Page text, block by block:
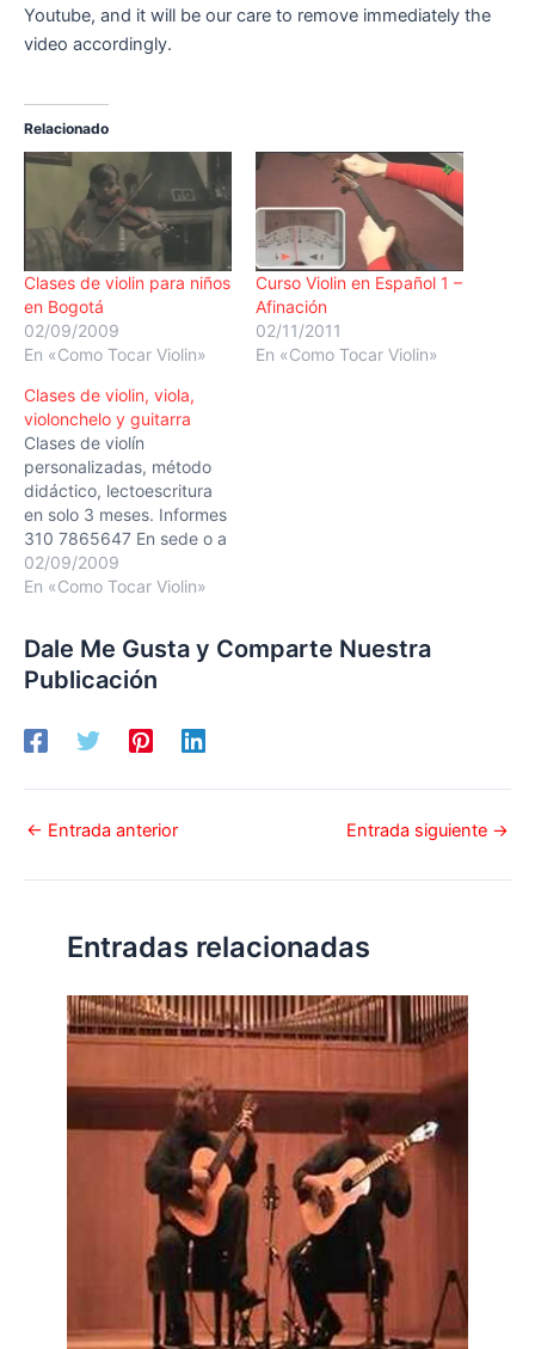
Youtube, and it will be our care to remove immediately the
video accordingly.
Relacionado
Clases de violin para niños
en Bogotá
02/09/2009
En «Como Tocar Violin»
Curso Violin en Español 1 –
Afinación
02/11/2011
En «Como Tocar Violin»
Clases de violin, viola,
violonchelo y guitarra
Clases de violín
personalizadas, método
didáctico, lectoescritura
en solo 3 meses. Informes
310 7865647 En sede o a
domicilio. Long long ago
variation spicatto
02/09/2009
En «Como Tocar Violin»
Dale Me Gusta y Comparte Nuestra
Publicación
← Entrada anterior Entrada siguiente →
Entradas relacionadas